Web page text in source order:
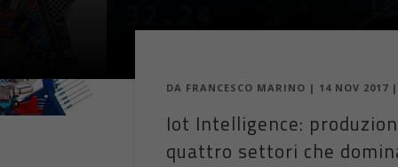
DA FRANCESCO MARINO | 14 NOV 2017 |
Iot Intelligence:
quattro settori che